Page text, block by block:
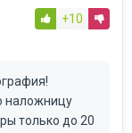
+10
наложницу
только до 20